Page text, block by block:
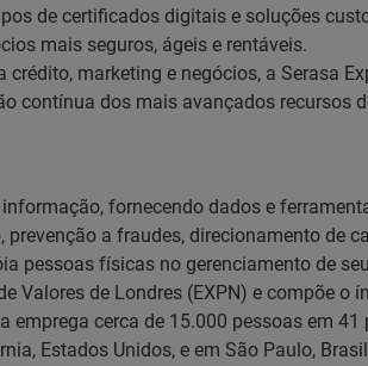
de certificados digitais e soluções
mais seguros, ágeis e rentáveis.
marketing e negócios, a Serasa
contínua dos mais avançados recursos
fornecendo dados e
a fraudes, direcionamento de
pessoas físicas no gerenciamento de
de Londres (EXPN) e compõe o
cerca de 15.000 pessoas em
Estados Unidos, e em São Paulo,